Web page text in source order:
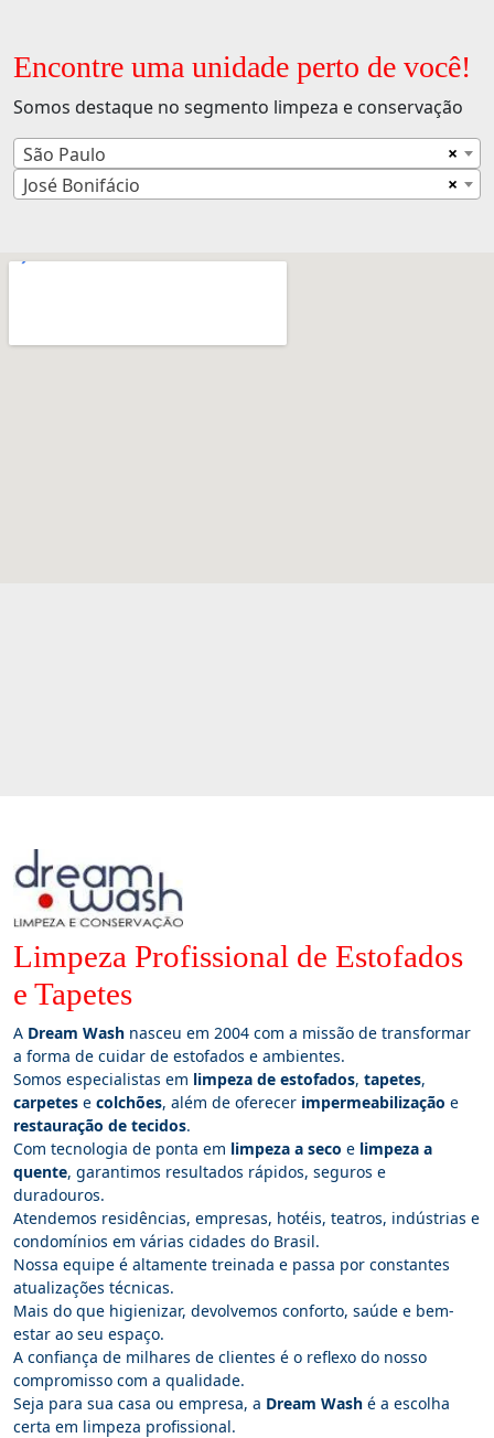
Encontre uma unidade perto de você!
Somos destaque no segmento limpeza e conservação
×
São Paulo
×
José Bonifácio
Limpeza Profissional de Estofados
e Tapetes
A Dream Wash nasceu em 2004 com a missão de transformar
a forma de cuidar de estofados e ambientes.
Somos especialistas em limpeza de estofados, tapetes,
carpetes e colchões, além de oferecer impermeabilização e
restauração de tecidos.
Com tecnologia de ponta em limpeza a seco e limpeza a
quente, garantimos resultados rápidos, seguros e
duradouros.
Atendemos residências, empresas, hotéis, teatros, indústrias e
condomínios em várias cidades do Brasil.
Nossa equipe é altamente treinada e passa por constantes
atualizações técnicas.
Mais do que higienizar, devolvemos conforto, saúde e bem-
estar ao seu espaço.
A confiança de milhares de clientes é o reflexo do nosso
compromisso com a qualidade.
Seja para sua casa ou empresa, a Dream Wash é a escolha
certa em limpeza profissional.